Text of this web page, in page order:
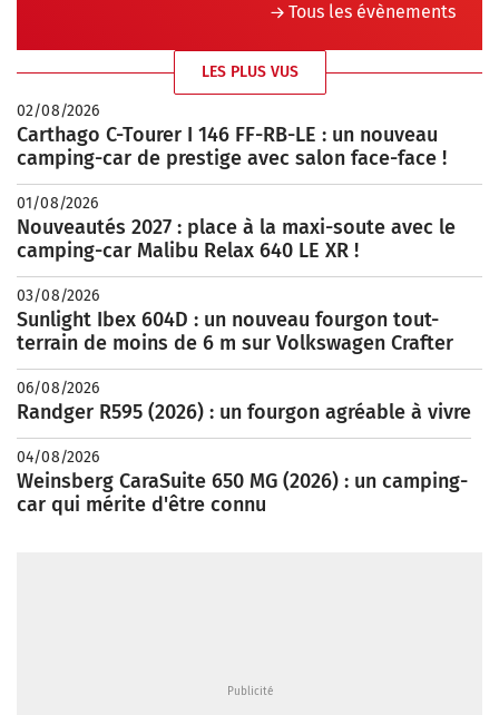
Tous les évènements
LES PLUS VUS
02/08/2026
Carthago C-Tourer I 146 FF-RB-LE : un nouveau
camping-car de prestige avec salon face-face !
01/08/2026
Nouveautés 2027 : place à la maxi-soute avec le
camping-car Malibu Relax 640 LE XR !
03/08/2026
Sunlight Ibex 604D : un nouveau fourgon tout-
terrain de moins de 6 m sur Volkswagen Crafter
06/08/2026
Randger R595 (2026) : un fourgon agréable à vivre
04/08/2026
Weinsberg CaraSuite 650 MG (2026) : un camping-
car qui mérite d'être connu